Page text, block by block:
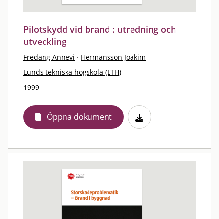
Pilotskydd vid brand : utredning och
utveckling
Fredäng Annevi · Hermansson Joakim
Lunds tekniska högskola (LTH)
1999
Öppna dokument